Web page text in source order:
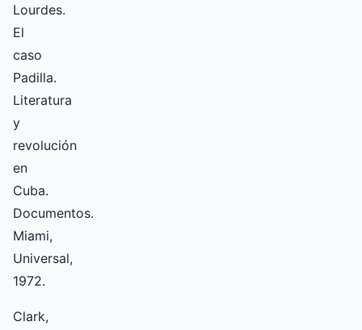
Lourdes.
El
caso
Padilla.
Literatura
y
revolución
en
Cuba.
Documentos.
Miami,
Universal,
1972.
Clark,